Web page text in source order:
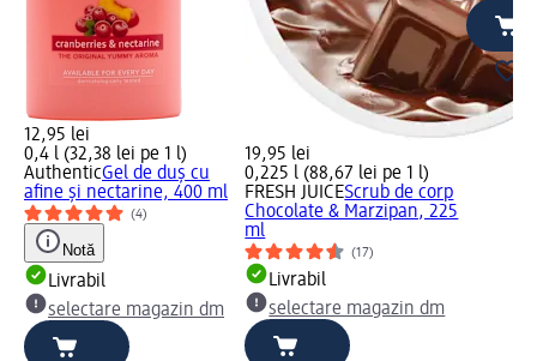
12,95 lei
0,4 l (32,38 lei pe 1 l)
AuthenticGel de duș cu
afine și nectarine, 400 ml
(4)
Notă
Livrabil
selectare magazin dm
19,95 lei
0,225 l (88,67 lei pe 1 l)
FRESH JUICEScrub de corp
Chocolate & Marzipan, 225
ml
(17)
Livrabil
selectare magazin dm